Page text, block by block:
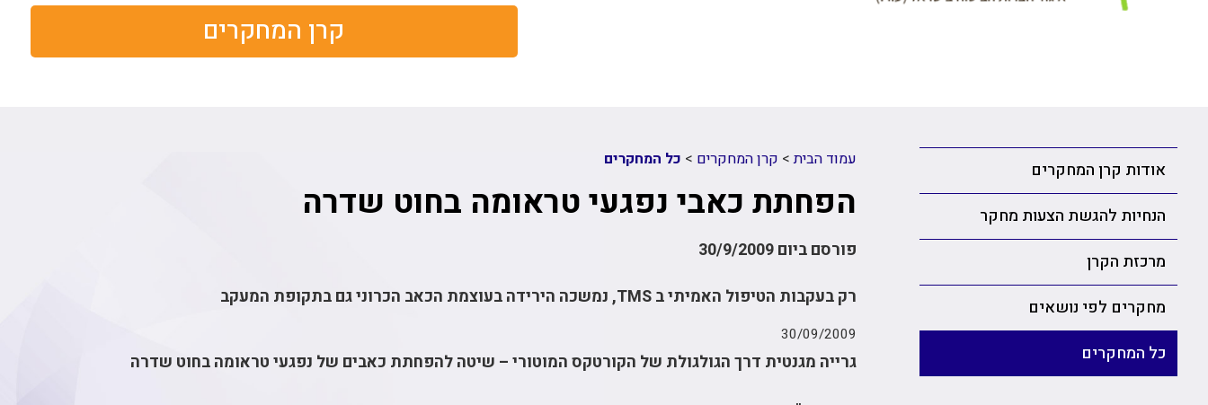
קרן המחקרים
אודות קרן המחקרים
הנחיות להגשת הצעות מחקר
מרכזת הקרן
מחקרים לפי נושאים
כל המחקרים
עמוד הבית> קרן המחקרים > כל המחקרים
הפחתת כאבי נפגעי טראומה בחוט שדרה
פורסם ביום 30/9/2009
רק בעקבות הטיפול האמיתי ב TMS, נמשכה הירידה בעוצמת הכאב הכרוני גם בתקופת המעקב
30/09/2009
גרייה מגנטית דרך הגולגולת של הקורטקס המוטורי – שיטה להפחתת כאבים של נפגעי טראומה בחוט שדרה